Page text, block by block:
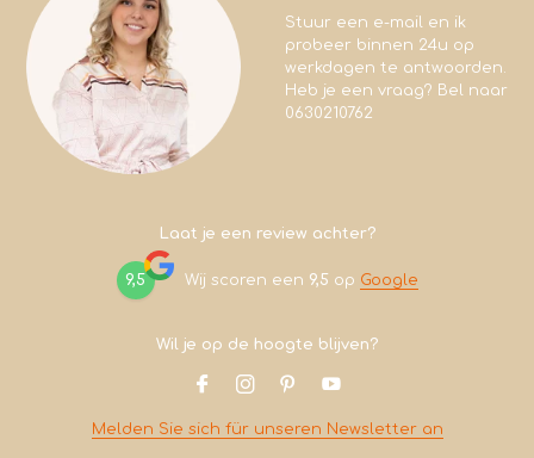
Stuur een e-mail en ik
probeer binnen 24u op
werkdagen te antwoorden.
Heb je een vraag? Bel naar
0630210762
Laat je een review achter?
9,5 Wij scoren een 9,5 op Google
Wil je op de hoogte blijven?
Melden Sie sich für unseren Newsletter an